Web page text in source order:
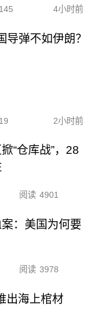
4小时前
弹不如伊朗？
2小时前
“仓库战”，28
阅读 4901
：美国为何要
阅读 3978
出海上棺材